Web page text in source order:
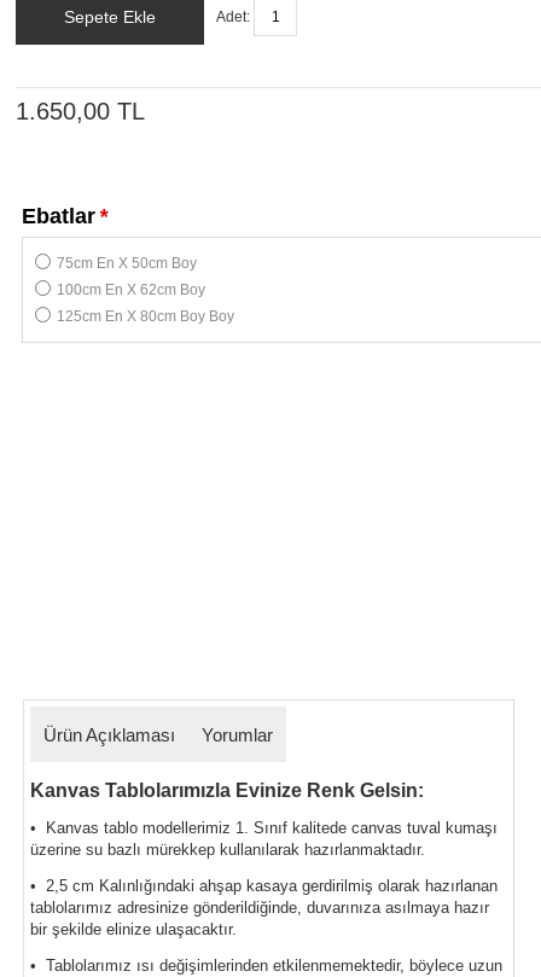
Sepete Ekle Adet:
1.650,00 TL
*
Ebatlar
75cm En X 50cm Boy
100cm En X 62cm Boy
125cm En X 80cm Boy Boy
Ürün Açıklaması Yorumlar
Kanvas Tablolarımızla Evinize Renk Gelsin:
• Kanvas tablo modellerimiz 1. Sınıf kalitede canvas tuval kumaşı
üzerine su bazlı mürekkep kullanılarak hazırlanmaktadır.
• 2,5 cm Kalınlığındaki ahşap kasaya gerdirilmiş olarak hazırlanan
tablolarımız adresinize gönderildiğinde, duvarınıza asılmaya hazır
bir şekilde elinize ulaşacaktır.
• Tablolarımız ısı değişimlerinden etkilenmemektedir, böylece uzun